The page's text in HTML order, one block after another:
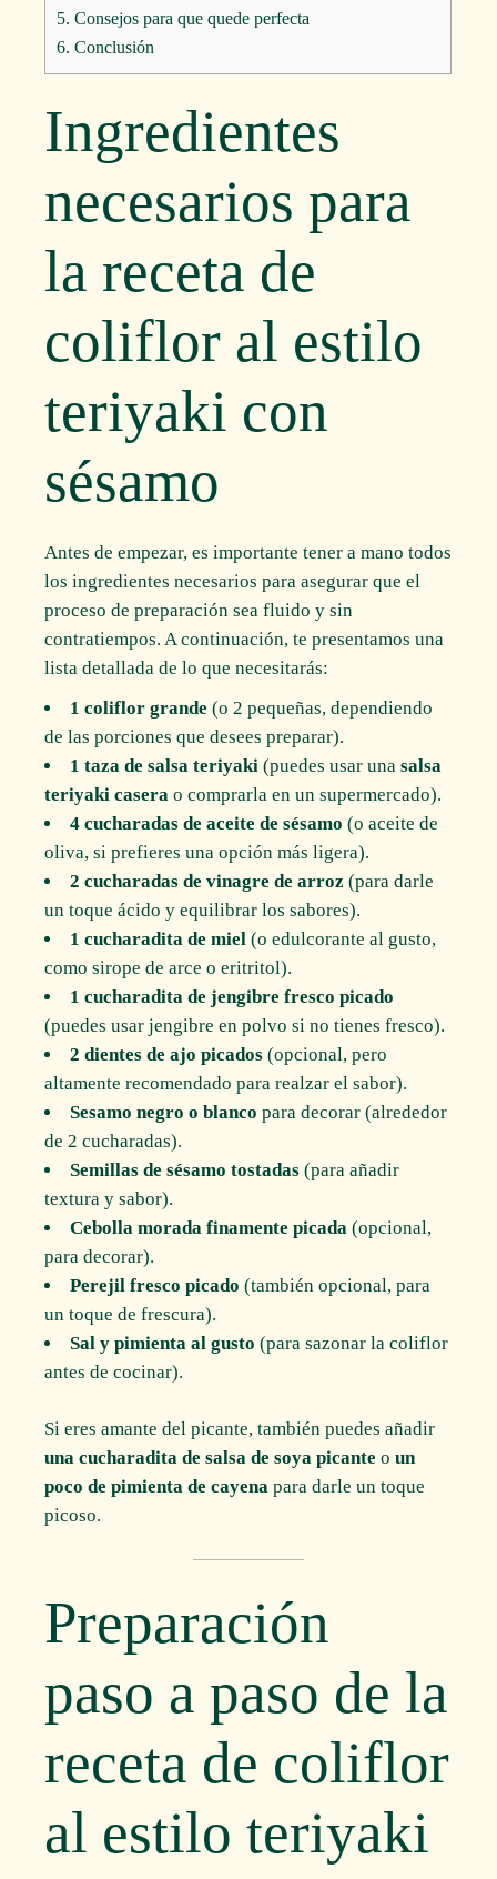
5. Consejos para que quede perfecta
6. Conclusión
Ingredientes
necesarios para
la receta de
coliflor al estilo
teriyaki con
sésamo
Antes de empezar, es importante tener a mano todos
los ingredientes necesarios para asegurar que el
proceso de preparación sea fluido y sin
contratiempos. A continuación, te presentamos una
lista detallada de lo que necesitarás:
1 coliflor grande (o 2 pequeñas, dependiendo
de las porciones que desees preparar).
1 taza de salsa teriyaki (puedes usar unasalsa
teriyaki casera o comprarla en un supermercado).
4 cucharadas de aceite de sésamo (o aceite de
oliva, si prefieres una opción más ligera).
2 cucharadas de vinagre de arroz (para darle
un toque ácido y equilibrar los sabores).
1 cucharadita de miel (o edulcorante al gusto,
como sirope de arce o eritritol).
1 cucharadita de jengibre fresco picado
(puedes usar jengibre en polvo si no tienes fresco).
2 dientes de ajo picados (opcional, pero
altamente recomendado para realzar el sabor).
Sesamo negro o blanco para decorar (alrededor
de 2 cucharadas).
Semillas de sésamo tostadas (para añadir
textura y sabor).
Cebolla morada finamente picada (opcional,
para decorar).
Perejil fresco picado (también opcional, para
un toque de frescura).
Sal y pimienta al gusto (para sazonar la coliflor
antes de cocinar).
Si eres amante del picante, también puedes añadir
una cucharadita de salsa de soya picante oun
poco de pimienta de cayena para darle un toque
picoso.
Preparación
paso a paso de la
receta de coliflor
al estilo teriyaki